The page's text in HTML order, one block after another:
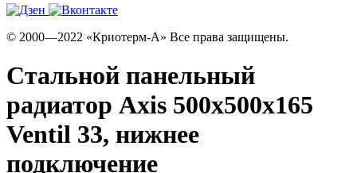
© 2000—2022 «Криотерм-А» Все права защищены.
Стальной панельный
радиатор Axis 500х500х165
Ventil 33, нижнее
подключение